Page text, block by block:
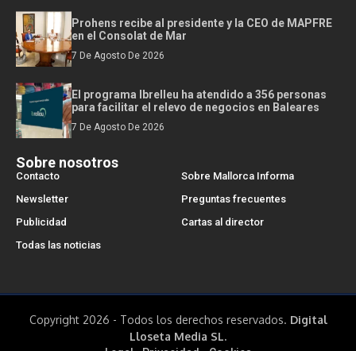
Prohens recibe al presidente y la CEO de MAPFRE
en el Consolat de Mar
7 De Agosto De 2026
El programa Ibrelleu ha atendido a 356 personas
para facilitar el relevo de negocios en Baleares
7 De Agosto De 2026
Sobre nosotros
Contacto
Sobre Mallorca Informa
Newsletter
Preguntas frecuentes
Publicidad
Cartas al director
Todas las noticias
Copyright 2026 - Todos los derechos reservados. Digital
Lloseta Media SL.